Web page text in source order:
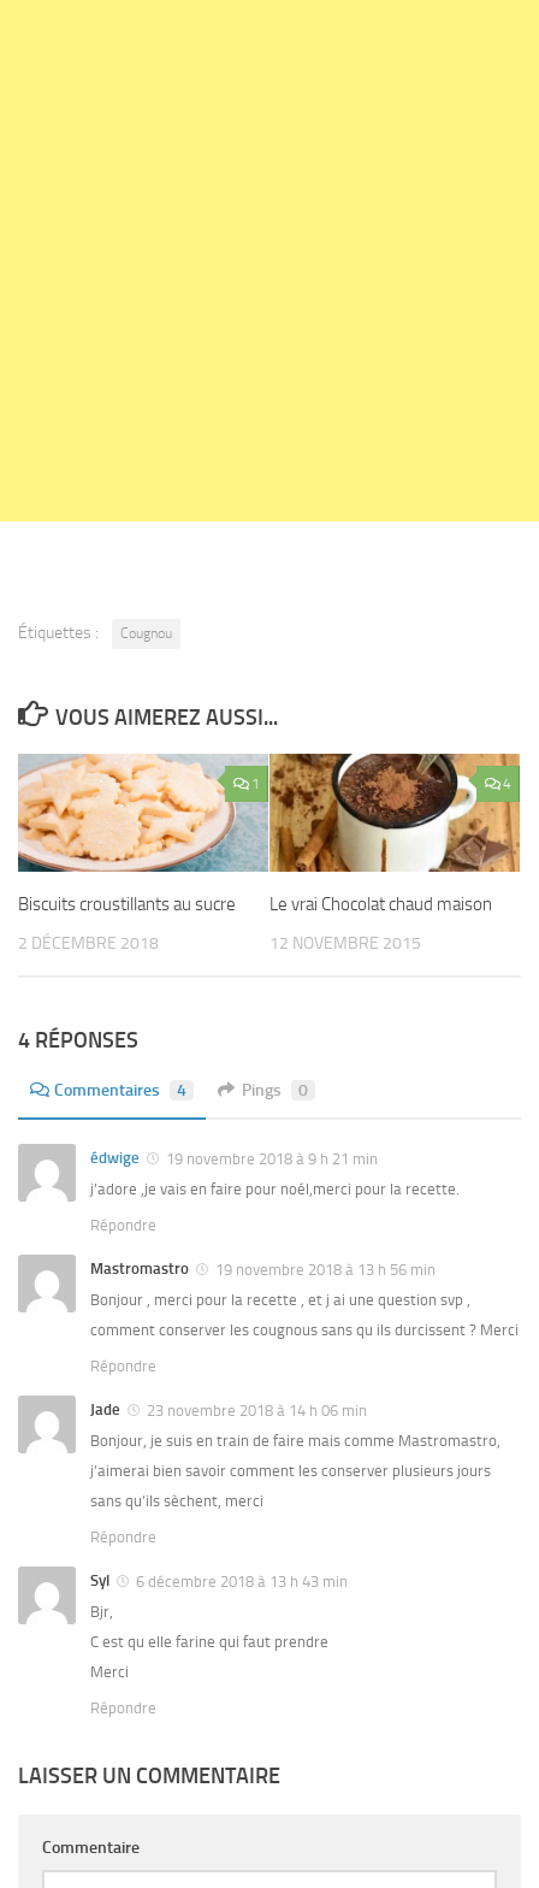
Étiquettes : Cougnou
VOUS AIMEREZ AUSSI...
1
Biscuits croustillants au sucre
2 DÉCEMBRE 2018
4
Le vrai Chocolat chaud maison
12 NOVEMBRE 2015
4 RÉPONSES
Commentaires 4 Pings 0
édwige
19 novembre 2018 à 9 h 21 min
j’adore ,je vais en faire pour noél,merci pour la recette.
Répondre
Mastromastro
19 novembre 2018 à 13 h 56 min
Bonjour , merci pour la recette , et j ai une question svp ,
comment conserver les cougnous sans qu ils durcissent ? Merci
Répondre
Jade
23 novembre 2018 à 14 h 06 min
Bonjour, je suis en train de faire mais comme Mastromastro,
j’aimerai bien savoir comment les conserver plusieurs jours
sans qu’ils sèchent, merci
Répondre
Syl
6 décembre 2018 à 13 h 43 min
Bjr,
C est qu elle farine qui faut prendre
Merci
Répondre
LAISSER UN COMMENTAIRE
Commentaire